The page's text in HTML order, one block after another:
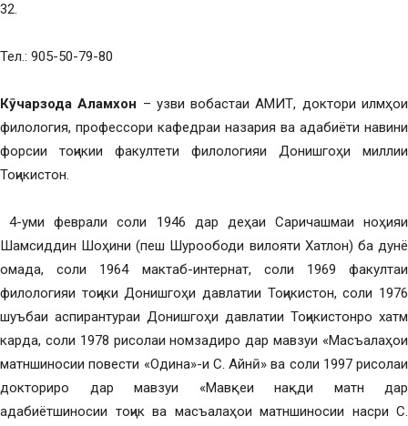
32.
Тел.: 905-50-79-80
Кӯчарзода Аламхон – узви вобастаи АМИТ, доктори илмҳои
филология, профессори кафедраи назария ва адабиёти навини
форсии тоҷикии факултети филологияи Донишгоҳи миллии
Тоҷикистон.
4-уми феврали соли 1946 дар деҳаи Саричашмаи ноҳияи
Шамсиддин Шоҳини (пеш Шуроободи вилояти Хатлон) ба дунё
омада, соли 1964 мактаб-интернат, соли 1969 факултаи
филологияи тоҷики Донишгоҳи давлатии Тоҷикистон, соли 1976
шуъбаи аспирантураи Донишгоҳи давлатии Тоҷикистонро хатм
карда, соли 1978 рисолаи номзадиро дар мавзуи «Масъалаҳои
матншиносии повести «Одина»-и С. Айнӣ» ва соли 1997 рисолаи
докториро дар мавзуи «Мавқеи нақди матн дар
адабиётшиносии тоҷик ва масъалаҳои матншиносии насри С.